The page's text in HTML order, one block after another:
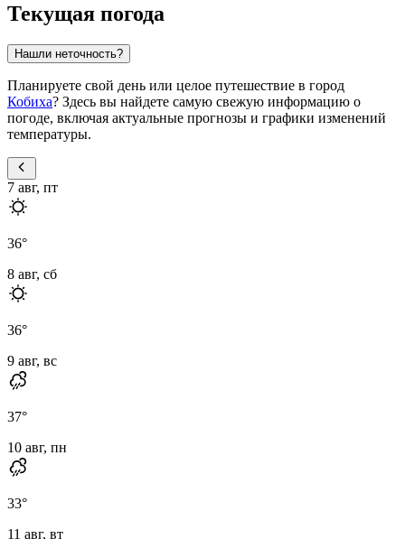
Текущая погода
Нашли неточность?
Планируете свой день или целое путешествие в город
Кобиха? Здесь вы найдете самую свежую информацию о
погоде, включая актуальные прогнозы и графики изменений
температуры.
7 авг, пт
36°
8 авг, сб
36°
9 авг, вс
37°
10 авг, пн
33°
11 авг, вт